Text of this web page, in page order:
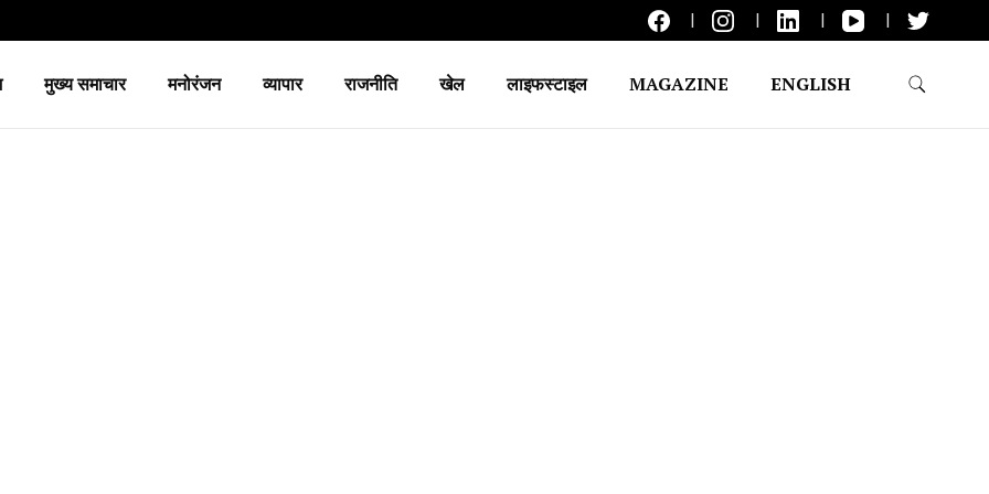
मुख्य समाचार मनोरंजन व्यापार राजनीति खेल लाइफस्टाइल MAGAZINE ENGLISH